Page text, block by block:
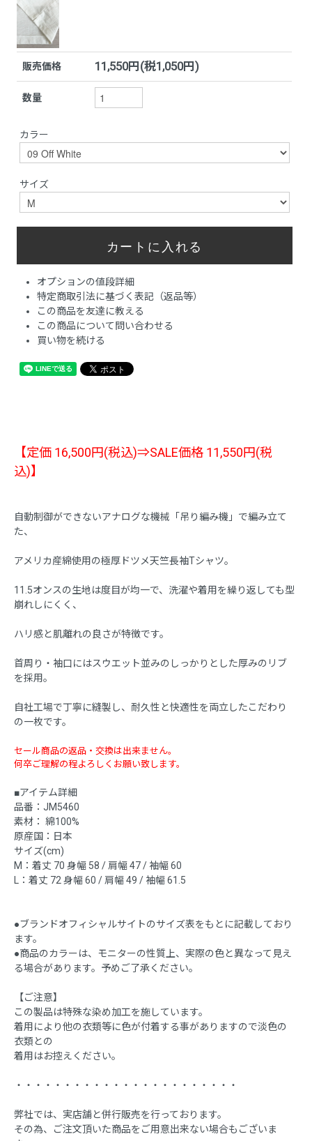
販売価格 11,550円(税1,050円)
数量
カラー
サイズ
オプションの値段詳細
特定商取引法に基づく表記（返品等）
この商品を友達に教える
この商品について問い合わせる
買い物を続ける
【定価 16,500円(税込)⇒SALE価格 11,550円(税
込)】
自動制御ができないアナログな機械「吊り編み機」で編み立て
た、
アメリカ産綿使用の極厚ドツメ天竺長袖Tシャツ。
11.5オンスの生地は度目が均一で、洗濯や着用を繰り返しても型
崩れしにくく、
ハリ感と肌離れの良さが特徴です。
首周り・袖口にはスウエット並みのしっかりとした厚みのリブ
を採用。
自社工場で丁寧に縫製し、耐久性と快適性を両立したこだわり
の一枚です。
セール商品の返品・交換は出来ません。
何卒ご理解の程よろしくお願い致します。
■アイテム詳細
品番：JM5460
素材： 綿100%
原産国：日本
サイズ(cm)
M：着丈 70 身幅 58 / 肩幅 47 / 袖幅 60
L：着丈 72 身幅 60 / 肩幅 49 / 袖幅 61.5
●ブランドオフィシャルサイトのサイズ表をもとに記載しており
ます。
●商品のカラーは、モニターの性質上、実際の色と異なって見え
る場合があります。予めご了承ください。
【ご注意】
この製品は特殊な染め加工を施しています。
着用により他の衣類等に色が付着する事がありますので淡色の
衣類との
着用はお控えください。
・・・・・・・・・・・・・・・・・・・・・・・
弊社では、実店舗と併行販売を行っております。
その為、ご注文頂いた商品をご用意出来ない場合もございま